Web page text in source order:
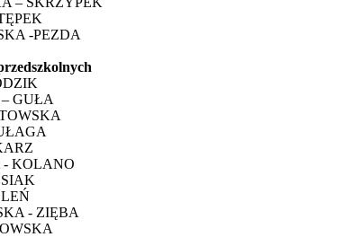
-PEZDA
GUŁA
- KOLANO
- ZIĘBA